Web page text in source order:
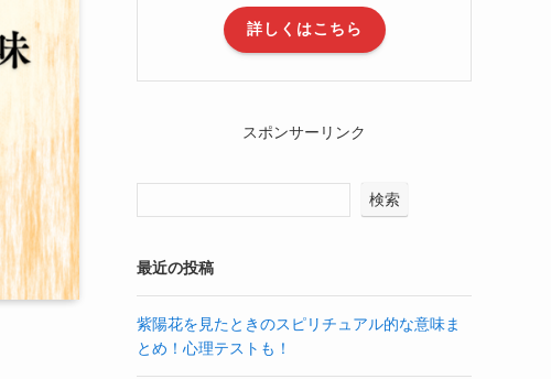
詳しくはこちら
スポンサーリンク
検索
最近の投稿
紫陽花を見たときのスピリチュアル的な意味ま
とめ！心理テストも！